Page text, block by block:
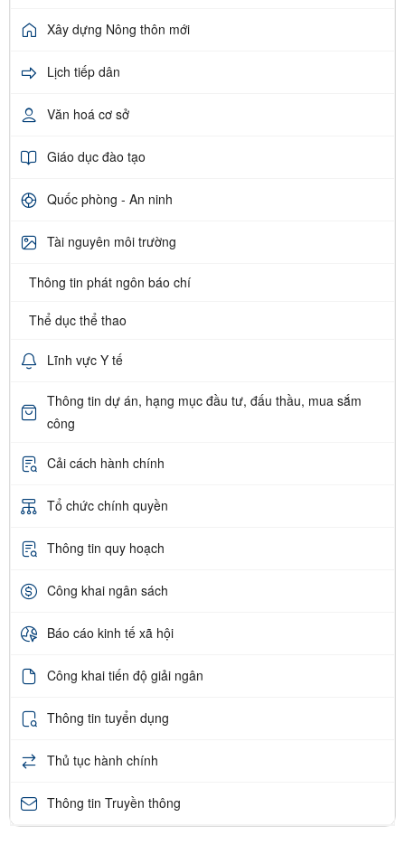
Xây dựng Nông thôn mới
Lịch tiếp dân
Văn hoá cơ sở
Giáo dục đào tạo
Quốc phòng - An ninh
Tài nguyên môi trường
Thông tin phát ngôn báo chí
Thể dục thể thao
Lĩnh vực Y tế
Thông tin dự án, hạng mục đầu tư, đấu thầu, mua sắm
công
Cải cách hành chính
Tổ chức chính quyền
Thông tin quy hoạch
Công khai ngân sách
Báo cáo kinh tế xã hội
Công khai tiến độ giải ngân
Thông tin tuyển dụng
Thủ tục hành chính
Thông tin Truyền thông